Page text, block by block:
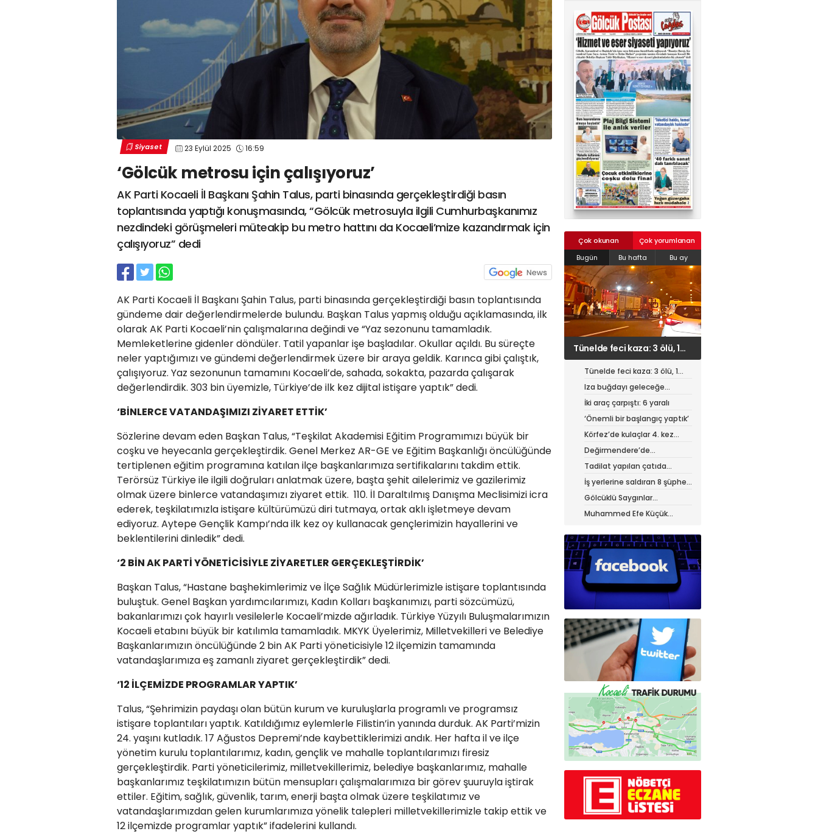
Siyaset 23 Eylül 2025 16:59
‘Gölcük metrosu için çalışıyoruz’
AK Parti Kocaeli İl Başkanı Şahin Talus, parti binasında gerçekleştirdiği basın
toplantısında yaptığı konuşmasında, “Gölcük metrosuyla ilgili Cumhurbaşkanımız
nezdindeki görüşmeleri müteakip bu metro hattını da Kocaeli’mize kazandırmak için
çalışıyoruz” dedi
AK Parti Kocaeli İl Başkanı Şahin Talus, parti binasında gerçekleştirdiği basın toplantısında
gündeme dair değerlendirmelerde bulundu. Başkan Talus yapmış olduğu açıklamasında, ilk
olarak AK Parti Kocaeli’nin çalışmalarına değindi ve “Yaz sezonunu tamamladık.
Memleketlerine gidenler döndüler. Tatil yapanlar işe başladılar. Okullar açıldı. Bu süreçte
neler yaptığımızı ve gündemi değerlendirmek üzere bir araya geldik. Karınca gibi çalıştık,
çalışıyoruz. Yaz sezonunun tamamını Kocaeli’de, sahada, sokakta, pazarda çalışarak
değerlendirdik. 303 bin üyemizle, Türkiye’de ilk kez dijital istişare yaptık” dedi.
‘BİNLERCE VATANDAŞIMIZI ZİYARET ETTİK’
Sözlerine devam eden Başkan Talus, “Teşkilat Akademisi Eğitim Programımızı büyük bir
coşku ve heyecanla gerçekleştirdik. Genel Merkez AR-GE ve Eğitim Başkanlığı öncülüğünde
tertiplenen eğitim programına katılan ilçe başkanlarımıza sertifikalarını takdim ettik.
Terörsüz Türkiye ile ilgili doğruları anlatmak üzere, başta şehit ailelerimiz ve gazilerimiz
olmak üzere binlerce vatandaşımızı ziyaret ettik. 110. İl Daraltılmış Danışma Meclisimizi icra
ederek, teşkilatımızla istişare kültürümüzü diri tutmaya, ortak aklı işletmeye devam
ediyoruz. Aytepe Gençlik Kampı’nda ilk kez oy kullanacak gençlerimizin hayallerini ve
beklentilerini dinledik” dedi.
‘2 BİN AK PARTİ YÖNETİCİSİYLE ZİYARETLER GERÇEKLEŞTİRDİK’
Başkan Talus, “Hastane başhekimlerimiz ve İlçe Sağlık Müdürlerimizle istişare toplantısında
buluştuk. Genel Başkan yardımcılarımızı, Kadın Kolları başkanımızı, parti sözcümüzü,
bakanlarımızı çok hayırlı vesilelerle Kocaeli’mizde ağırladık. Türkiye Yüzyılı Buluşmalarımızın
Kocaeli etabını büyük bir katılımla tamamladık. MKYK Üyelerimiz, Milletvekilleri ve Belediye
Başkanlarımızın öncülüğünde 2 bin AK Parti yöneticisiyle 12 ilçemizin tamamında
vatandaşlarımıza eş zamanlı ziyaret gerçekleştirdik” dedi.
‘12 İLÇEMİZDE PROGRAMLAR YAPTIK’
Talus, “Şehrimizin paydaşı olan bütün kurum ve kuruluşlarla programlı ve programsız
istişare toplantıları yaptık. Katıldığımız eylemlerle Filistin’in yanında durduk. AK Parti’mizin
24. yaşını kutladık. 17 Ağustos Depremi’nde kaybettiklerimizi andık. Her hafta il ve ilçe
yönetim kurulu toplantılarımız, kadın, gençlik ve mahalle toplantılarımızı firesiz
gerçekleştirdik. Parti yöneticilerimiz, milletvekillerimiz, belediye başkanlarımız, mahalle
başkanlarımız teşkilatımızın bütün mensupları çalışmalarımıza bir görev şuuruyla iştirak
ettiler. Eğitim, sağlık, güvenlik, tarım, enerji başta olmak üzere teşkilatımız ve
vatandaşlarımızdan gelen kurumlarımıza yönelik talepleri milletvekillerimizle takip ettik ve
12 ilçemizde programlar yaptık” ifadelerini kullandı.
Çok okunan
Çok yorumlanan
Bugün
Bu hafta Bu ay
Iza buğdayı geleceğe
taşınıyor
Tünelde feci kaza: 3 ölü, 1
ağır yaralı
Iza buğdayı geleceğe
taşınıyor
İki araç çarpıştı: 6 yaralı
‘Önemli bir başlangıç yaptık’
Körfez’de kulaçlar 4. kez
atıldı
Değirmendere’de
muhteşem festival
Tadilat yapılan çatıda
yangın
İş yerlerine saldıran 8 şüpheli
tutuklandı
Gölcüklü Saygınlar
hizmetten memnun
Muhammed Efe Küçük
02624132333
haber@golcukpostasi.com